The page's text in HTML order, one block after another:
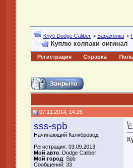
Клуб Dodge Caliber > Барахолка >
Куплю колпаки оигинал
Регистрация Справка
07.11.2014, 14:26
sss-spb
Начинающий Калибровод
Регистрация: 03.09.2013
Мой авто: Dodge Caliber
Мой город: Spb
Сообщений: 33